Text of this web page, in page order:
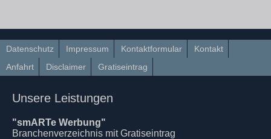
Datenschutz Impressum Kontaktformular
Kontakt
Anfahrt
Disclaimer Gratiseintrag
Unsere Leistungen
"smARTe Werbung"
Branchenverzeichnis mit Gratiseintrag